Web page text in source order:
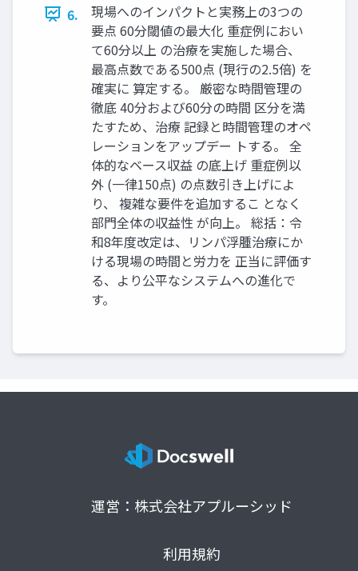
6.
現場へのインパクトと実務上の3つの
要点 60分閾値の最大化 重症例におい
て60分以上 の治療を実施した場合、
最高点数である500点 (現行の2.5倍) を
確実に 算定する。 厳密な時間管理の
徹底 40分および60分の時間 区分を満
たすため、治療 記録と時間管理のオペ
レーションをアップデー トする。 全
体的なベース収益 の底上げ 重症例以
外 (一律150点) の点数引き上げによ
り、 複雑な要件を追加するこ となく
部門全体の収益性 が向上。 総括：令
和8年度改定は、リンパ浮腫治療にか
ける現場の時間と労力を 正当に評価す
る、より公平なシステムへの進化で
す。
運営：株式会社アプルーシッド
利用規約